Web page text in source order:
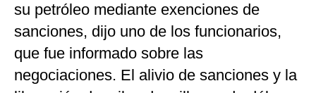
su petróleo mediante exenciones de
sanciones, dijo uno de los funcionarios,
que fue informado sobre las
negociaciones. El alivio de sanciones y la